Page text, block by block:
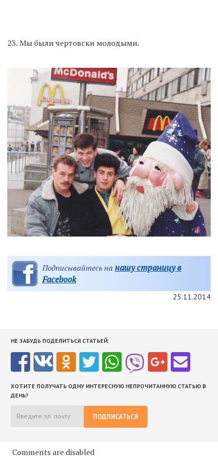
23. Мы были чертовски молодыми.
Подписывайтесь на нашу страницу в
Facebook
25.11.2014
НЕ ЗАБУДЬ ПОДЕЛИТЬСЯ СТАТЬЕЙ:
ХОТИТЕ ПОЛУЧАТЬ ОДНУ ИНТЕРЕСНУЮ НЕПРОЧИТАННУЮ СТАТЬЮ В
ДЕНЬ?
ПОДПИСАТЬСЯ
Comments are disabled